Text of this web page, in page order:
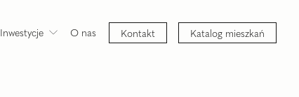
Inwestycje
O nas Kontakt Katalog mieszkań